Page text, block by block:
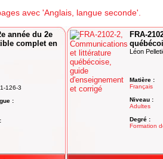
avec 'Anglais, langue seconde'.
année du 2e
complet en
126-3
:
FRA-
Léon
Matière :
Français
Niveau :
Adultes
Degré :
Formation